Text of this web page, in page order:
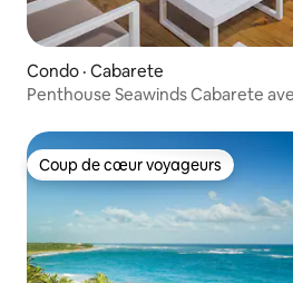
Condo · Cabarete
Penthouse Seawinds Cabarete
Coup de cœur voyageurs
Coup de cœur voyageurs